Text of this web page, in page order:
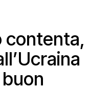
contenta,